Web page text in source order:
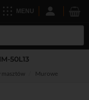
MENU
50L13
Murowe